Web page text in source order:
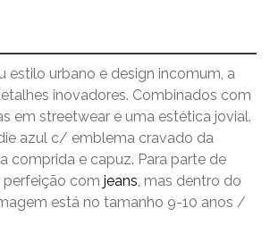
estilo urbano e design incomum, a
inovadores. Combinados com
em streetwear e uma estética jovial.
azul c/ emblema cravado da
comprida e capuz. Para parte de
perfeição com jeans, mas dentro do
está no tamanho 9-10 anos /